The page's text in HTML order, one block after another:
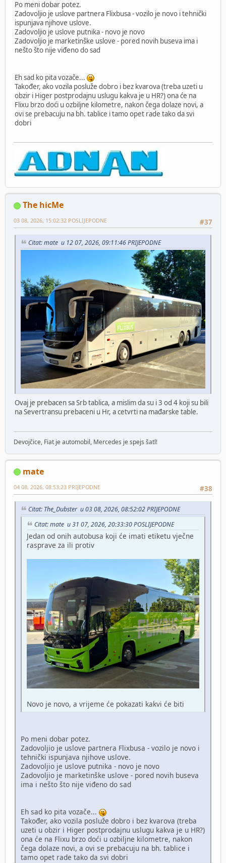
Po meni dobar potez.
Zadovoljio je uslove partnera Flixbusa - vozilo je novo i tehnički
ispunjava njihove uslove.
Zadovoljio je uslove putnika - novo je novo
Zadovoljio je marketinške uslove - pored novih buseva ima i
nešto što nije viđeno do sad
Eh sad ko pita vozače...
Također, ako vozila posluže dobro i bez kvarova (treba uzeti u
obzir i Higer postprodajnu uslugu kakva je u HR?) ona će na
Flixu brzo doći u ozbiljne kilometre, nakon čega dolaze novi, a
ovi se prebacuju na bh. tablice i tamo opet rade tako da svi
dobri
The hicMe
#37
03 08, 2026, 15:02:32 POSLIJEPODNE
Citat: mate u 12 07, 2026, 09:11:46 PRIJEPODNE
Ovaj je prebacen sa Srb tablica, a mislim da su i 3 od 4 koji su bili
na Severtransu prebaceni u Hr, a cetvrti na mađarske table.
Devojčice, Fiat je automobil, Mercedes je spejs šatl!
mate
#38
04 08, 2026, 08:53:23 PRIJEPODNE
Citat: The_Dubster u 03 08, 2026, 08:52:02 PRIJEPODNE
Citat: mate u 31 07, 2026, 20:33:30 POSLIJEPODNE
Jedan od onih autobusa koji će imati etiketu vječne
rasprave za ili protiv
Novo je novo, a vrijeme će pokazati kakvi će biti
Po meni dobar potez.
Zadovoljio je uslove partnera Flixbusa - vozilo je novo i
tehnički ispunjava njihove uslove.
Zadovoljio je uslove putnika - novo je novo
Zadovoljio je marketinške uslove - pored novih buseva
ima i nešto što nije viđeno do sad
Eh sad ko pita vozače...
Također, ako vozila posluže dobro i bez kvarova (treba
uzeti u obzir i Higer postprodajnu uslugu kakva je u HR?)
ona će na Flixu brzo doći u ozbiljne kilometre, nakon
čega dolaze novi, a ovi se prebacuju na bh. tablice i
tamo opet rade tako da svi dobri